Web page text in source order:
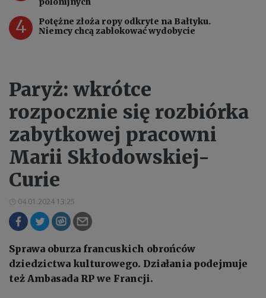
4
Potężne złoża ropy odkryte na Bałtyku.
Niemcy chcą zablokować wydobycie
Paryż: wkrótce
rozpocznie się rozbiórka
zabytkowej pracowni
Marii Skłodowskiej-
Curie
04.01.2024 13:25
Sprawa oburza francuskich obrońców
dziedzictwa kulturowego. Działania podejmuje
też Ambasada RP we Francji.